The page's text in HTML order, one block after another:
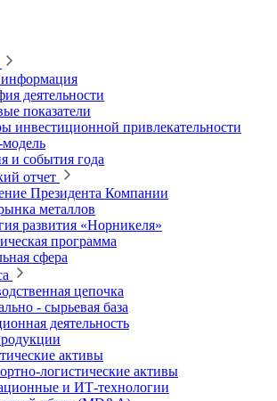
деятельности
показатели
инвестиционной привлекательности
и события года
отчет
Президента Компании
металлов
развития «Норникеля»
программа
сфера
цепочка
‑ сырьевая база
деятельность
активы
логистические активы
и ИТ‑технологии